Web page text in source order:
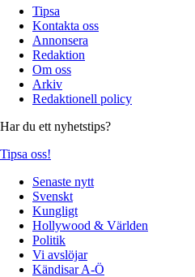
Tipsa
Kontakta oss
Annonsera
Redaktion
Om oss
Arkiv
Redaktionell policy
Har du ett nyhetstips?
Tipsa oss!
Senaste nytt
Svenskt
Kungligt
Hollywood & Världen
Politik
Vi avslöjar
Kändisar A-Ö